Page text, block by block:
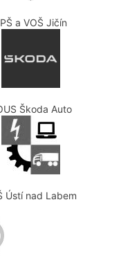
a VOŠ Jičín
Škoda Auto
Ústí nad Labem